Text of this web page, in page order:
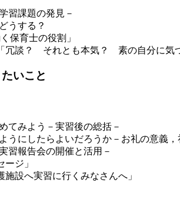
習課題の発見－
うする？
保育士の役割」
冗談？ それとも本気？ 素の自分に気
いこと
てみよう－実習後の総括－
にしたらよいだろうか－お礼の意義，
習報告会の開催と活用－
ジ」
設へ実習に行くみなさんへ」